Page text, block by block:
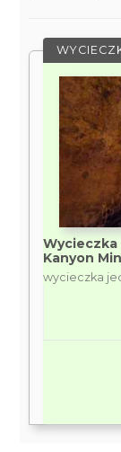
Wycieczka
Kanyon
wycieczka